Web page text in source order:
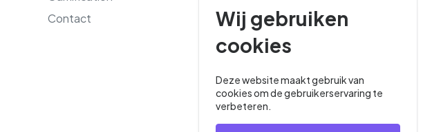
Wij gebruiken
cookies
Deze website maakt gebruik van
cookies om de gebruikerservaring te
verbeteren.
Contact